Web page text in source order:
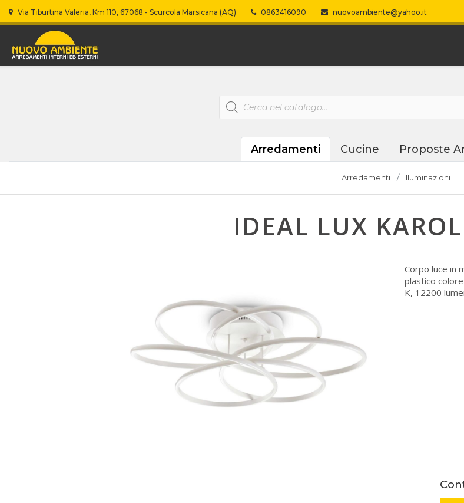
Via Tiburtina Valeria, Km 110, 67068 - Scurcola Marsicana (AQ) 0863416090 nuovoambiente@yahoo.it
Products
search
Arredamenti Cucine Proposte
Arredamenti Illuminazioni
IDEAL LUX
Corpo luce in
plastico
K, 12200